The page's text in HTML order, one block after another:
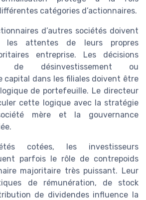
catégories d’actionnaires.
d’autres sociétés doivent
les attentes de leurs propres
entreprise. Les décisions
de désinvestissement ou
capital dans les filiales doivent être
de portefeuille. Le directeur
cette logique avec la stratégie
mère et la gouvernance
cotées, les investisseurs
parfois le rôle de contrepoids
majoritaire très puissant. Leur
de rémunération, de stock
de dividendes influence la